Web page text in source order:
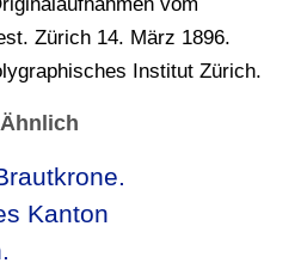
Zürich 14. März 1896.
Institut Zürich.
Ähnlich
Kanton